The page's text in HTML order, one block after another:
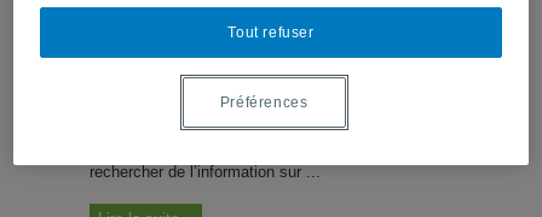
amène de plus en plus d’organismes et
d’institutions du secteur de la santé à envisager le
développement d’interventions en ligne et
d’applications pour téléphones cellulaires, au
Québec comme à l’international. De plus, Internet,
et notamment les médias sociaux, sont largement
rechercher de l’information sur ...
Tout refuser
Préférences